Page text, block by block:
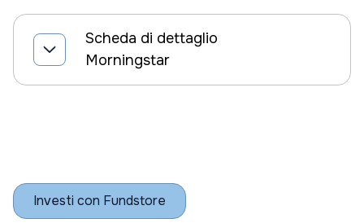
Scheda di dettaglio
Morningstar
Investi con Fundstore